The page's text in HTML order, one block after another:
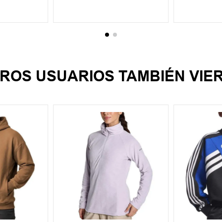
USUARIOS TAMBIÉN
S L
M S